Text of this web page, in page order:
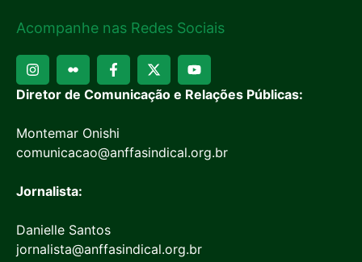
Acompanhe nas Redes Sociais
Diretor de Comunicação e Relações Públicas:
Montemar Onishi
comunicacao@anffasindical.org.br
Jornalista:
Danielle Santos
jornalista@anffasindical.org.br